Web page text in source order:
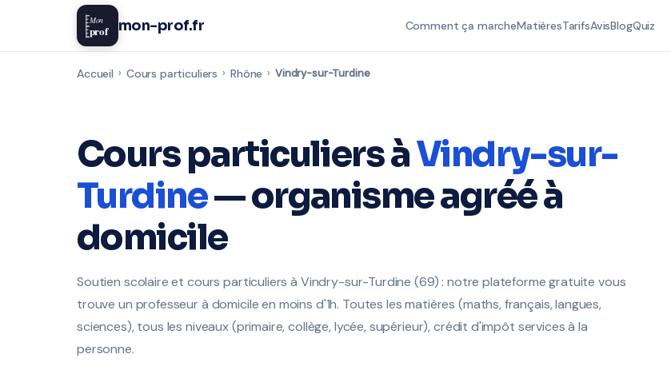
Mon
prof mon-prof.fr Comment ça marcheMatièresTarifsAvisBlogQuiz
Accueil › Cours particuliers › Rhône › Vindry-sur-Turdine
Cours particuliers àVindry-sur-
Turdine— organisme agréé à
domicile
Soutien scolaire et cours particuliers à Vindry-sur-Turdine (69) : notre plateforme gratuite vous
trouve un professeur à domicile en moins d'1h. Toutes les matières (maths, français, langues,
sciences), tous les niveaux (primaire, collège, lycée, supérieur), crédit d'impôt services à la
personne.